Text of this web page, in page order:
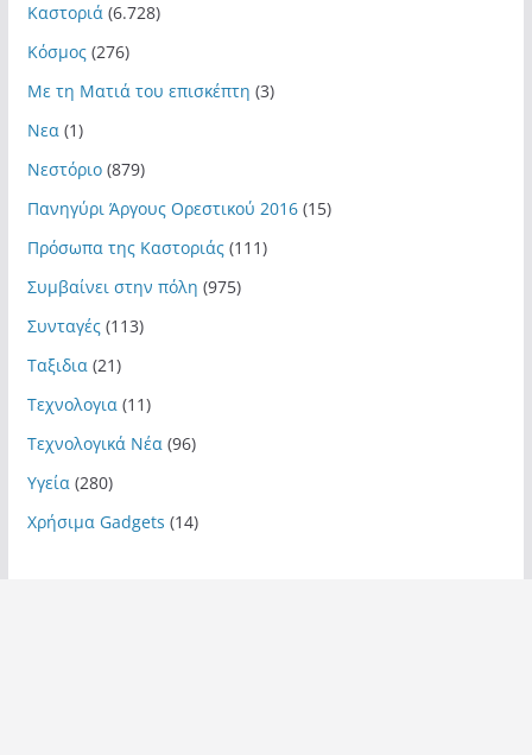
Καστοριά(6.728)
Κόσμος(276)
Με τη Ματιά του επισκέπτη (3)
Νεα(1)
Νεστόριο(879)
Πανηγύρι Άργους Ορεστικού 2016(15)
Πρόσωπα της Καστοριάς(111)
Συμβαίνει στην πόλη (975)
Συνταγές(113)
Ταξιδια(21)
Τεχνολογια(11)
Τεχνολογικά Νέα(96)
Υγεία(280)
Χρήσιμα Gadgets (14)